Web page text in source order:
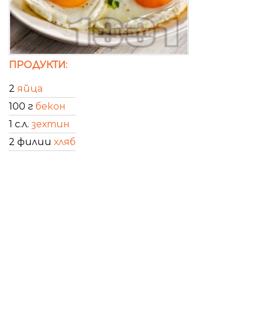
ПРОДУКТИ:
2 яйца
100 г бекон
1 с.л. зехтин
2 филии хляб